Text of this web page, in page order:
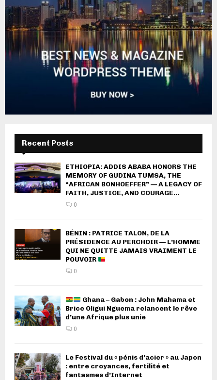
Recent Posts
ETHIOPIA: ADDIS ABABA HONORS THE
MEMORY OF GUDINA TUMSA, THE
“AFRICAN BONHOEFFER” — A LEGACY OF
FAITH, JUSTICE, AND COURAGE...
0
BÉNIN : PATRICE TALON, DE LA
PRÉSIDENCE AU PERCHOIR — L’HOMME
QUI NE QUITTE JAMAIS VRAIMENT LE
POUVOIR
0
Ghana – Gabon : John Mahama et
Brice Oligui Nguema relancent le rêve
d’une Afrique plus unie
0
Le Festival du « pénis d’acier » au Japon
: entre croyances, fertilité et
fantasmes d’Internet